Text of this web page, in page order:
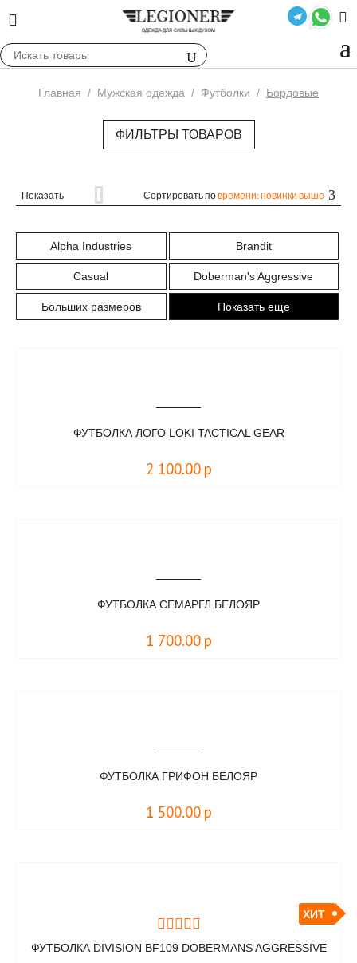
Главная / Мужская одежда / Футболки / Бордовые
ФИЛЬТРЫ ТОВАРОВ
Показать Сортировать повремени: новинки выше
Alpha Industries Brandit
Casual Doberman's Aggressive
Больших размеров Показать еще
ФУТБОЛКА ЛОГО LOKI TACTICAL GEAR
2 100.00 р
ФУТБОЛКА СЕМАРГЛ БЕЛОЯР
1 700.00 р
ФУТБОЛКА ГРИФОН БЕЛОЯР
1 500.00 р
ХИТ
ФУТБОЛКА DIVISION BF109 DOBERMANS AGGRESSIVE